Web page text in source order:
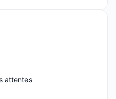
attentes